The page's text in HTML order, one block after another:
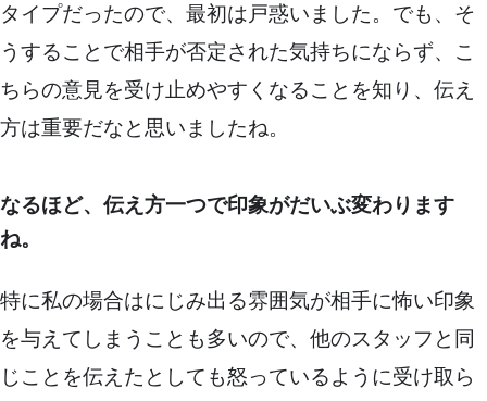
タイプだったので、最初は戸惑いました。でも、そ
うすることで相手が否定された気持ちにならず、こ
ちらの意見を受け止めやすくなることを知り、伝え
方は重要だなと思いましたね。
なるほど、伝え方一つで印象がだいぶ変わります
ね。
特に私の場合はにじみ出る雰囲気が相手に怖い印象
を与えてしまうことも多いので、他のスタッフと同
じことを伝えたとしても怒っているように受け取ら